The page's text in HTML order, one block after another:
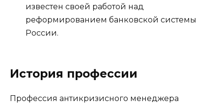
известен своей работой над
реформированием банковской системы
России.
История профессии
Профессия антикризисного менеджера